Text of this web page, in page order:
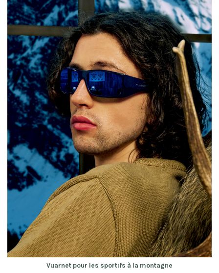
Vuarnet pour les sportifs à la montagne